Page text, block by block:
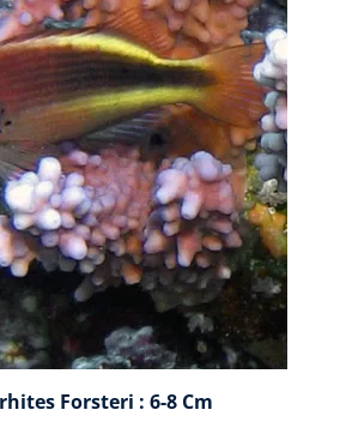
Forsteri : 6-8 Cm